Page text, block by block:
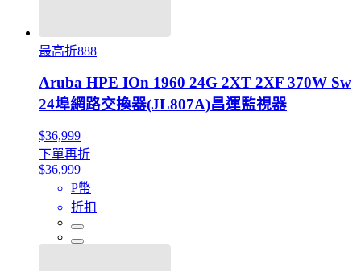
最高折888
Aruba HPE IOn 1960 24G 2XT 2XF 370W Sw
24埠網路交換器(JL807A)昌運監視器
$36,999
下單再折
$36,999
P幣
折扣